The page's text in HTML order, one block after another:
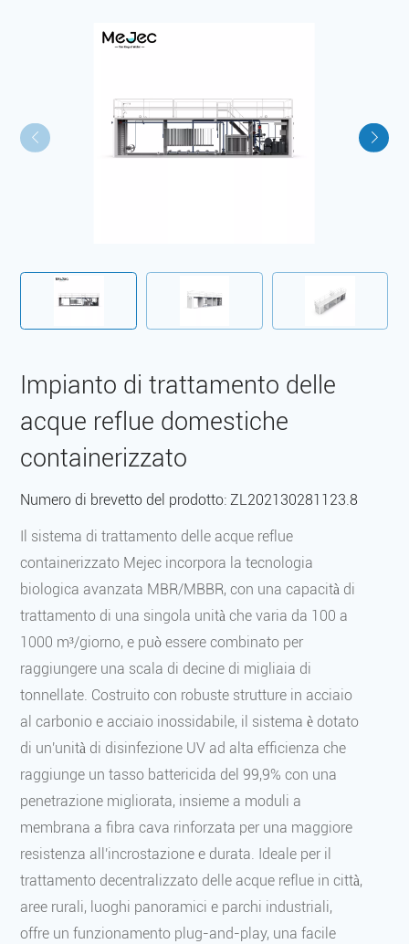
Impianto di trattamento delle
acque reflue domestiche
containerizzato
Numero di brevetto del prodotto: ZL202130281123.8
Il sistema di trattamento delle acque reflue
containerizzato Mejec incorpora la tecnologia
biologica avanzata MBR/MBBR, con una capacità di
trattamento di una singola unità che varia da 100 a
1000 m³/giorno, e può essere combinato per
raggiungere una scala di decine di migliaia di
tonnellate. Costruito con robuste strutture in acciaio
al carbonio e acciaio inossidabile, il sistema è dotato
di un'unità di disinfezione UV ad alta efficienza che
raggiunge un tasso battericida del 99,9% con una
penetrazione migliorata, insieme a moduli a
membrana a fibra cava rinforzata per una maggiore
resistenza all'incrostazione e durata. Ideale per il
trattamento decentralizzato delle acque reflue in città,
aree rurali, luoghi panoramici e parchi industriali,
offre un funzionamento plug-and-play, una facile